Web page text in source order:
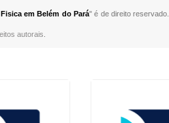
em Belém do Pará" é de direito
autorais